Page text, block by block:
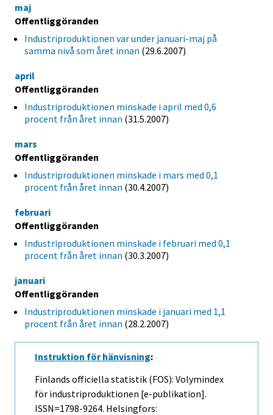
maj
Offentliggöranden
Industriproduktionen var under januari-maj på
samma nivå som året innan (29.6.2007)
april
Offentliggöranden
Industriproduktionen minskade i april med 0,6
procent från året innan (31.5.2007)
mars
Offentliggöranden
Industriproduktionen minskade i mars med 0,1
procent från året innan (30.4.2007)
februari
Offentliggöranden
Industriproduktionen minskade i februari med 0,1
procent från året innan (30.3.2007)
januari
Offentliggöranden
Industriproduktionen minskade i januari med 1,1
procent från året innan (28.2.2007)
Instruktion för hänvisning:
Finlands officiella statistik (FOS): Volymindex
för industriproduktionen [e-publikation].
ISSN=1798-9264. Helsingfors: